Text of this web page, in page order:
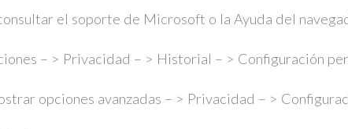
el soporte de Microsoft o la Ayuda del
– > Privacidad – > Historial – > Configuración
opciones avanzadas – > Privacidad – >